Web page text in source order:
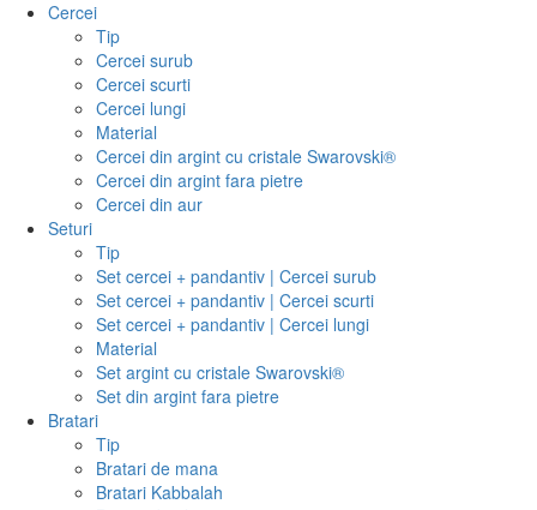
Cercei
Tip
Cercei surub
Cercei scurti
Cercei lungi
Material
Cercei din argint cu cristale Swarovski®
Cercei din argint fara pietre
Cercei din aur
Seturi
Tip
Set cercei + pandantiv | Cercei surub
Set cercei + pandantiv | Cercei scurti
Set cercei + pandantiv | Cercei lungi
Material
Set argint cu cristale Swarovski®
Set din argint fara pietre
Bratari
Tip
Bratari de mana
Bratari Kabbalah